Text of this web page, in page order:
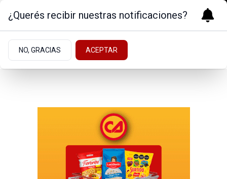
¿Querés recibir nuestras notificaciones?
NO, GRACIAS ACEPTAR